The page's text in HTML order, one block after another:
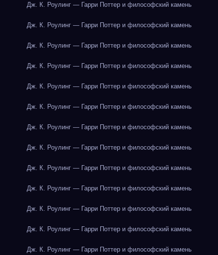
Дж. К. Роулинг — Гарри Поттер и философский камень
Дж. К. Роулинг — Гарри Поттер и философский камень
Дж. К. Роулинг — Гарри Поттер и философский камень
Дж. К. Роулинг — Гарри Поттер и философский камень
Дж. К. Роулинг — Гарри Поттер и философский камень
Дж. К. Роулинг — Гарри Поттер и философский камень
Дж. К. Роулинг — Гарри Поттер и философский камень
Дж. К. Роулинг — Гарри Поттер и философский камень
Дж. К. Роулинг — Гарри Поттер и философский камень
Дж. К. Роулинг — Гарри Поттер и философский камень
Дж. К. Роулинг — Гарри Поттер и философский камень
Дж. К. Роулинг — Гарри Поттер и философский камень
Дж. К. Роулинг — Гарри Поттер и философский камень